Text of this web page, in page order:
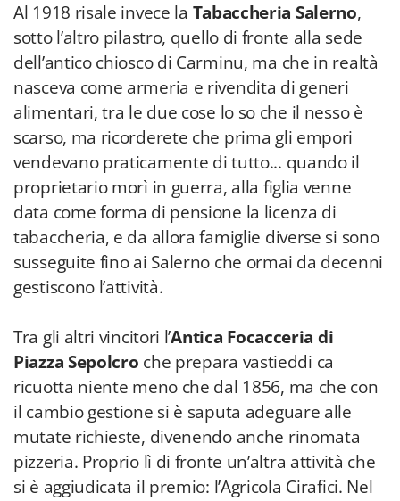
Al 1918 risale invece la Tabaccheria Salerno,
sotto l’altro pilastro, quello di fronte alla sede
dell’antico chiosco di Carminu, ma che in realtà
nasceva come armeria e rivendita di generi
alimentari, tra le due cose lo so che il nesso è
scarso, ma ricorderete che prima gli empori
vendevano praticamente di tutto... quando il
proprietario morì in guerra, alla figlia venne
data come forma di pensione la licenza di
tabaccheria, e da allora famiglie diverse si sono
susseguite fino ai Salerno che ormai da decenni
gestiscono l’attività.
Tra gli altri vincitori l’Antica Focacceria di
Piazza Sepolcro che prepara vastieddi ca
ricuotta niente meno che dal 1856, ma che con
il cambio gestione si è saputa adeguare alle
mutate richieste, divenendo anche rinomata
pizzeria. Proprio lì di fronte un’altra attività che
si è aggiudicata il premio: l’Agricola Cirafici. Nel